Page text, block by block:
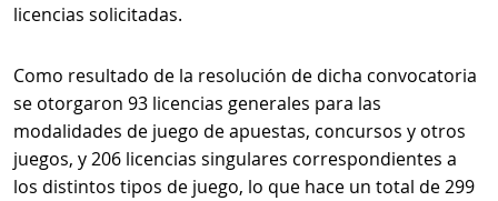
licencias solicitadas.
Como resultado de la resolución de dicha convocatoria
se otorgaron 93 licencias generales para las
modalidades de juego de apuestas, concursos y otros
juegos, y 206 licencias singulares correspondientes a
los distintos tipos de juego, lo que hace un total de 299